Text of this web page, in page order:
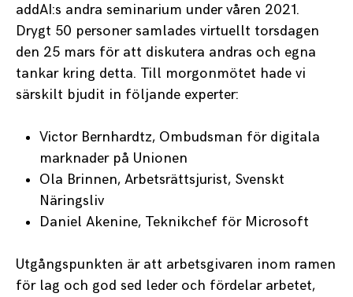
addAI:s andra seminarium under våren 2021.
Drygt 50 personer samlades virtuellt torsdagen
den 25 mars för att diskutera andras och egna
tankar kring detta. Till morgonmötet hade vi
särskilt bjudit in följande experter:
Victor Bernhardtz, Ombudsman för digitala
marknader på Unionen
Ola Brinnen, Arbetsrättsjurist, Svenskt
Näringsliv
Daniel Akenine, Teknikchef för Microsoft
Utgångspunkten är att arbetsgivaren inom ramen
för lag och god sed leder och fördelar arbetet,